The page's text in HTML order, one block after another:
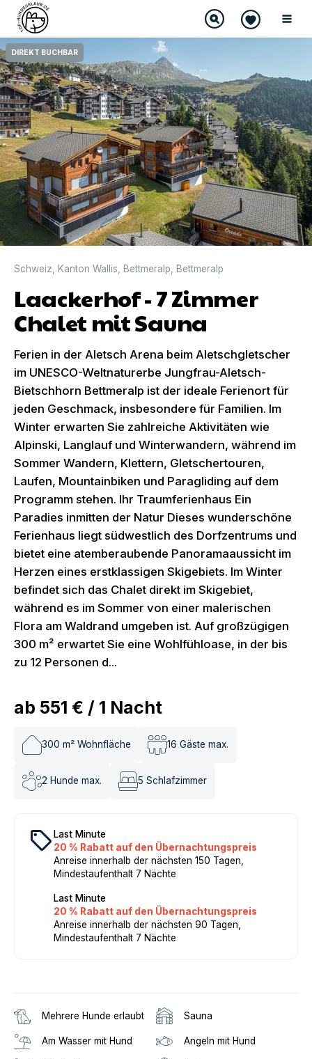
DIREKT BUCHBAR
Schweiz Kanton Wallis Bettmeralp Bettmeralp
Laackerhof - 7 Zimmer
Chalet mit Sauna
Ferien in der Aletsch Arena beim Aletschgletscher
im UNESCO-Weltnaturerbe Jungfrau-Aletsch-
Bietschhorn Bettmeralp ist der ideale Ferienort für
jeden Geschmack, insbesondere für Familien. Im
Winter erwarten Sie zahlreiche Aktivitäten wie
Alpinski, Langlauf und Winterwandern, während im
Sommer Wandern, Klettern, Gletschertouren,
Laufen, Mountainbiken und Paragliding auf dem
Programm stehen. Ihr Traumferienhaus Ein
Paradies inmitten der Natur Dieses wunderschöne
Ferienhaus liegt südwestlich des Dorfzentrums und
bietet eine atemberaubende Panoramaaussicht im
Herzen eines erstklassigen Skigebiets. Im Winter
befindet sich das Chalet direkt im Skigebiet,
während es im Sommer von einer malerischen
Flora am Waldrand umgeben ist. Auf großzügigen
300 m² erwartet Sie eine Wohlfühloase, in der bis
zu 12 Personen d...
ab 551 € / 1 Nacht
300 m² Wohnfläche 16 Gäste max.
2 Hunde max. 5 Schlafzimmer
local_offer Last Minute
20 % Rabatt auf den Übernachtungspreis
Anreise innerhalb der nächsten 150 Tagen,
Mindestaufenthalt 7 Nächte
Last Minute
20 % Rabatt auf den Übernachtungspreis
Anreise innerhalb der nächsten 90 Tagen,
Mindestaufenthalt 7 Nächte
Mehrere Hunde erlaubt Sauna
Am Wasser mit Hund Angeln mit Hund